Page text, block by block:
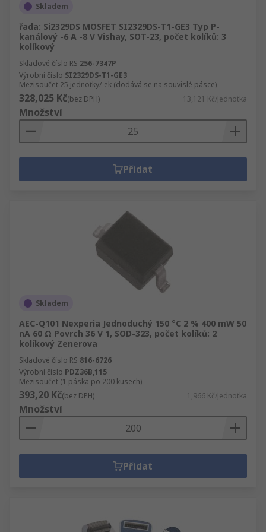
Skladem
řada: Si2329DS MOSFET SI2329DS-T1-GE3 Typ P-
kanálový -6 A -8 V Vishay, SOT-23, počet kolíků: 3
kolíkový
Skladové číslo RS 256-7347P
Výrobní číslo SI2329DS-T1-GE3
Mezisoučet 25 jednotky/-ek (dodává se na souvislé pásce)
328,025 Kč(bez DPH) 13,121 Kč/jednotka
Množství
Přidat
Skladem
AEC-Q101 Nexperia Jednoduchý 150 °C 2 % 400 mW 50
nA 60 Ω Povrch 36 V 1, SOD-323, počet kolíků: 2
kolíkový Zenerova
Skladové číslo RS 816-6726
Výrobní číslo PDZ36B,115
Mezisoučet (1 páska po 200 kusech)
393,20 Kč(bez DPH) 1,966 Kč/jednotka
Množství
Přidat